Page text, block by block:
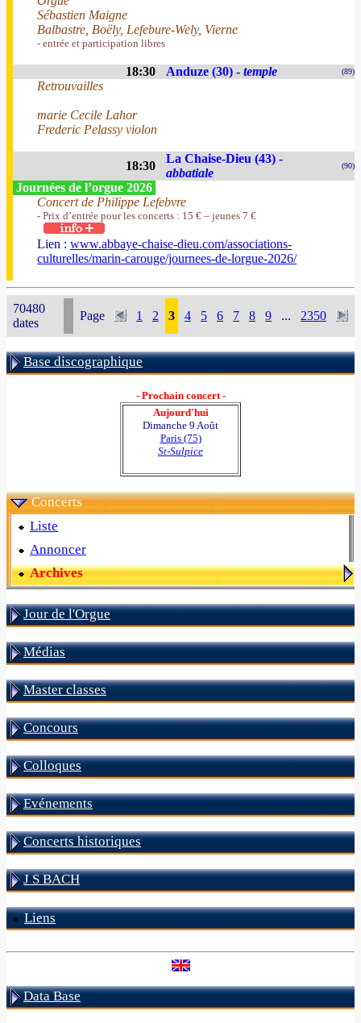
Sébastien Maigne
Balbastre, Boëly, Lefebure-Wely, Vierne
- entrée et participation libres
18:30 Anduze (30) - temple (89)
Retrouvailles
marie Cecile Lahor
Frederic Pelassy violon
18:30
La Chaise-Dieu (43) -
abbatiale
(90)
Journées de l’orgue 2026
Concert de Philippe Lefebvre
- Prix d’entrée pour les concerts : 15 € – jeunes 7 €
Lien : www.abbaye-chaise-dieu.com/associations-
culturelles/marin-carouge/journees-de-lorgue-2026/
70480
dates
Page 1 2 3 4 5 6 7 8 9 ... 2350
Base discographique
- Prochain concert -
Aujourd'hui
Dimanche 9 Août
Paris (75)
St-Sulpice
Concerts
Liste
Annoncer
Archives
Jour de l'Orgue
Médias
Master classes
Concours
Colloques
Evénements
Concerts historiques
J S BACH
Liens
Data Base